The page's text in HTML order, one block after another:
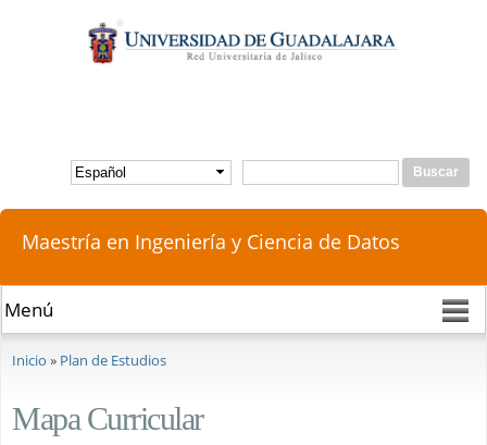
contenido
principal
Formulario de búsqueda
Buscar
Maestría en Ingeniería y Ciencia de Datos
Inicio » Plan de Estudios
Mapa Curricular